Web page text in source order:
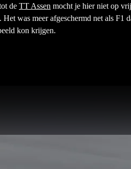
de TT Assen mocht je hier niet op
was meer afgeschermd net als F1
kon krijgen.